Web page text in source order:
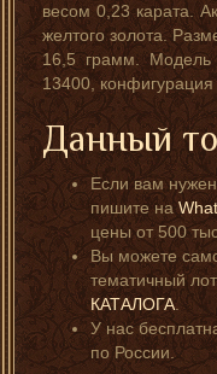
весом 0,23 карата.
желтого золота.
16,5 грамм.
13400,
Данный
Если вам
пишите на
цены от 500
Вы можете
тематичный
КАТАЛОГА.
У нас
по России.